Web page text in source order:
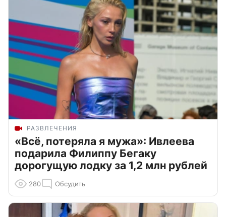
РАЗВЛЕЧЕНИЯ
«Всё, потеряла я мужа»: Ивлеева
подарила Филиппу Бегаку
дорогущую лодку за 1,2 млн рублей
280 Обсудить